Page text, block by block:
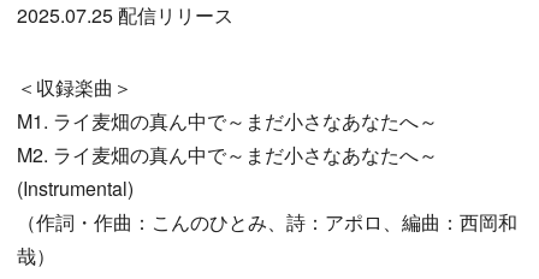
2025.07.25 配信リリース
＜収録楽曲＞
M1. ライ麦畑の真ん中で～まだ小さなあなたへ～
M2. ライ麦畑の真ん中で～まだ小さなあなたへ～
(Instrumental)
（作詞・作曲：こんのひとみ、詩：アポロ、編曲：西岡和
哉）